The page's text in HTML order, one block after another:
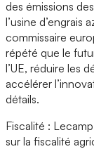
des émissions
l’usine d’engrais
commissaire
répété que le
l’UE, réduire les
accélérer
détails.
Fiscalité :
sur la fiscalité